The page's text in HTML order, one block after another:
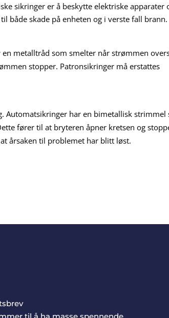
sikringer er å beskytte elektriske apparater
både skade på enheten og i verste fall brann.
en metalltråd som smelter når strømmen
stopper. Patronsikringer må erstattes
Automatsikringer har en bimetallisk strimmel
fører til at bryteren åpner kretsen og
årsaken til problemet har blitt løst.